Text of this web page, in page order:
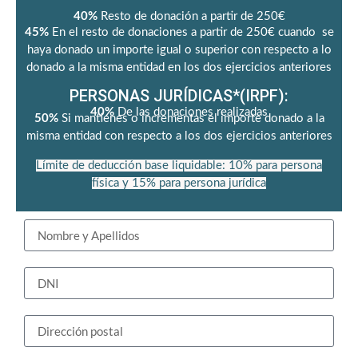
40%Resto de donación a partir de 250€
45%En el resto de donaciones a partir de 250€ cuando se
haya donado un importe igual o superior con respecto a lo
donado a la misma entidad en los dos ejercicios anteriores
PERSONAS JURÍDICAS*(IRPF):
40% De las donaciones realizadas
50%Si mantienes o incrementas el importe donado a la
misma entidad con respecto a los dos ejercicios anteriores
Límite de deducción base liquidable: 10% para persona
física y 15% para persona jurídica